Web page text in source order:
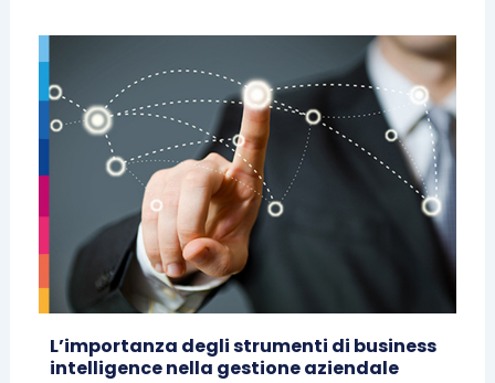
L’importanza degli strumenti di business
intelligence nella gestione aziendale